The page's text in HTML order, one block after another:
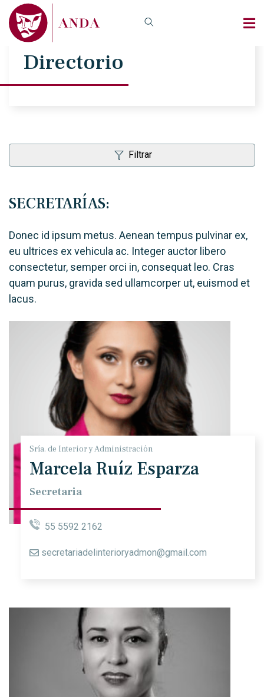
Directorio
SECRETARÍAS:
Filtrar
Donec id ipsum metus. Aenean tempus pulvinar ex,
eu ultrices ex vehicula ac. Integer auctor libero
consectetur, semper orci in, consequat leo. Cras
quam purus, gravida sed ullamcorper ut, euismod et
lacus.
Sría. de Interior y Administración
Marcela Ruíz Esparza
Secretaria
55 5592 2162
secretariadelinterioryadmon@gmail.com